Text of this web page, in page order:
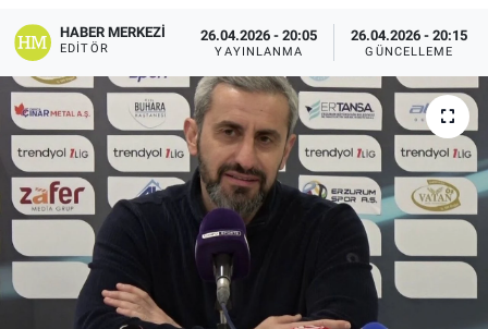
HABER MERKEZI
EDITÖR
26.04.2026 - 20:05
YAYINLANMA
26.04.2026 - 20:15
GÜNCELLEME